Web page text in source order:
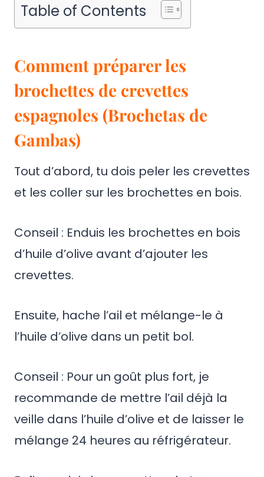
Table of Contents
Comment préparer les
brochettes de crevettes
espagnoles (Brochetas de
Gambas)
Tout d’abord, tu dois peler les crevettes
et les coller sur les brochettes en bois.
Conseil : Enduis les brochettes en bois
d’huile d’olive avant d’ajouter les
crevettes.
Ensuite, hache l’ail et mélange-le à
l’huile d’olive dans un petit bol.
Conseil : Pour un goût plus fort, je
recommande de mettre l’ail déjà la
veille dans l’huile d’olive et de laisser le
mélange 24 heures au réfrigérateur.